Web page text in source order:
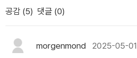
에 따라 한걸음씩 내디뎌보자. 길잡이의
그리고 풍요로운 사회적 관계를 가꿔나
있어서는 너무도 힘들고 괴로웠던 경험
않는 옷을 입은 듯한 저자는 기숙사에서
문제를 해결하기 위해 저자는 여러 방면
남성성에 대한 신화를 해체하고, 젠더
공감 (5) 댓글 (0)
morgenmond 2025-05-01